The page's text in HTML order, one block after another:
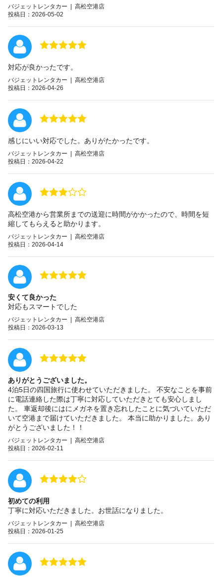
バジェットレンタカー | 高松空港店
投稿日：2026-05-02
対応が良かったです。
バジェットレンタカー | 高松空港店
投稿日：2026-04-26
感じにいい対応でした。ありがたかったです。
バジェットレンタカー | 高松空港店
投稿日：2026-04-22
高松空港から営業所までの送迎に時間がかかったので、時間を短
縮してもらえると助かります。
バジェットレンタカー | 高松空港店
投稿日：2026-04-14
安くて良かった
対応もスマートでした
バジェットレンタカー | 高松空港店
投稿日：2026-03-13
ありがとうございました。
4泊5日の四国旅行に使わせていただきました。 不安なことを事前
に電話連絡した際は丁寧に対応していただきとても安心しまし
た。 車返却後にはにメガネを置き忘れしたことに気づいていただ
いて空港まで届けていただきました。 本当に助かりました。あり
がとうございました！！
バジェットレンタカー | 高松空港店
投稿日：2026-02-11
初めての利用
丁寧に対応いただきました。お世話になりました。
バジェットレンタカー | 高松空港店
投稿日：2026-01-25